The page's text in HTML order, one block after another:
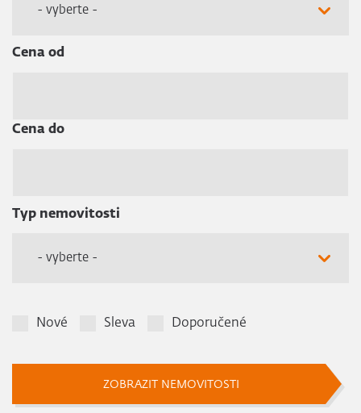
- vyberte -
Cena od
Cena do
Typ nemovitosti
- vyberte -
Nové Sleva Doporučené
ZOBRAZIT NEMOVITOSTI